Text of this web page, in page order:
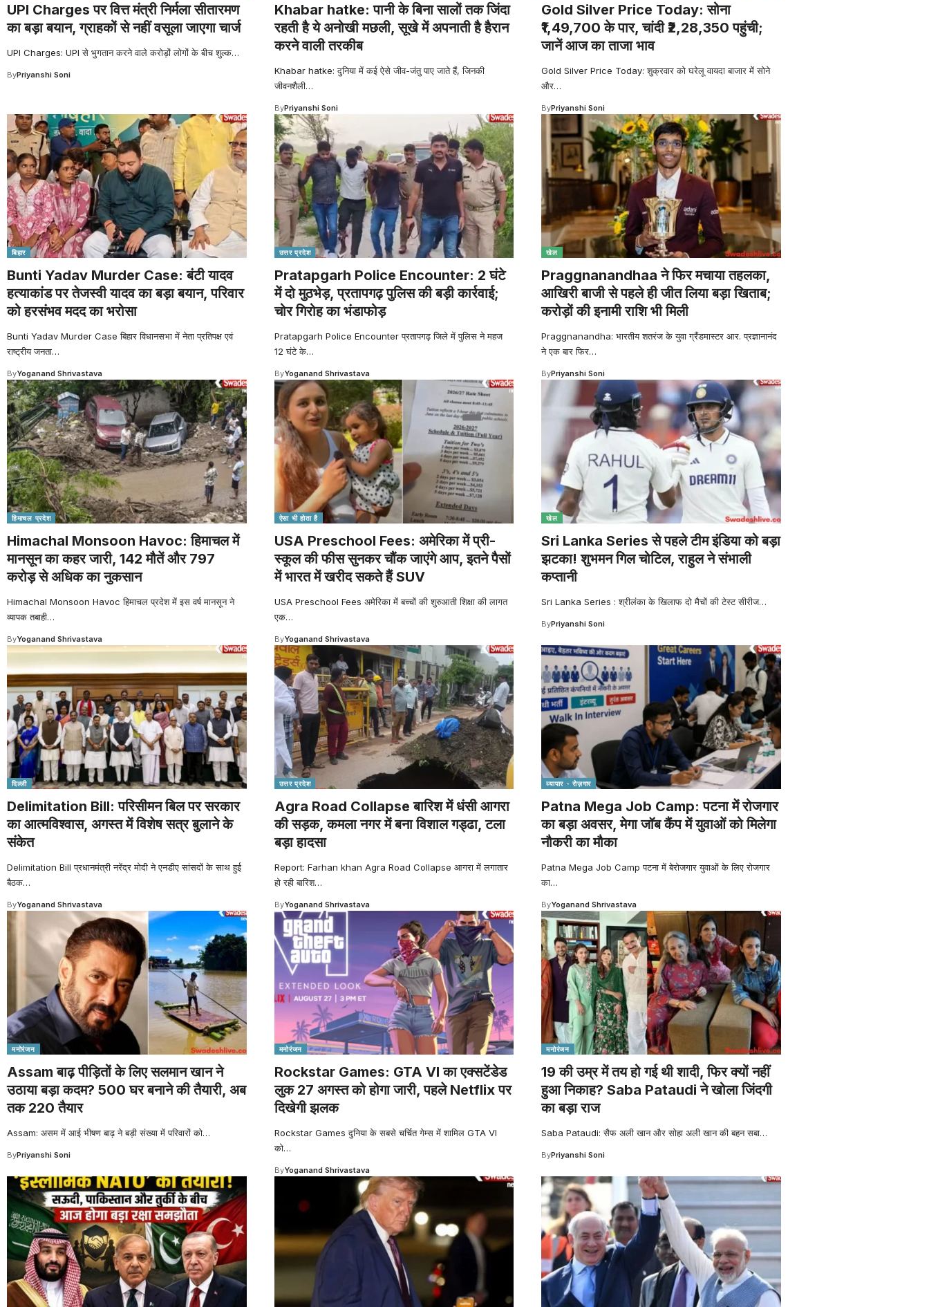
UPI Charges पर वित्त मंत्री निर्मला सीतारमण
का बड़ा बयान, ग्राहकों से नहीं वसूला जाएगा चार्ज
UPI Charges: UPI से भुगतान करने वाले करोड़ों लोगों के बीच शुल्क…
ByPriyanshi Soni
Khabar hatke: पानी के बिना सालों तक जिंदा
रहती है ये अनोखी मछली, सूखे में अपनाती है हैरान
करने वाली तरकीब
Khabar hatke: दुनिया में कई ऐसे जीव-जंतु पाए जाते हैं, जिनकी
जीवनशैली…
ByPriyanshi Soni
Gold Silver Price Today: सोना
₹1,49,700 के पार, चांदी ₹2,28,350 पहुंची;
जानें आज का ताजा भाव
Gold Silver Price Today: शुक्रवार को घरेलू वायदा बाजार में सोने
और…
ByPriyanshi Soni
बिहार
Bunti Yadav Murder Case: बंटी यादव
हत्याकांड पर तेजस्वी यादव का बड़ा बयान, परिवार
को हरसंभव मदद का भरोसा
Bunti Yadav Murder Case बिहार विधानसभा में नेता प्रतिपक्ष एवं
राष्ट्रीय जनता…
ByYoganand Shrivastava
उत्तर प्रदेश
Pratapgarh Police Encounter: 2 घंटे
में दो मुठभेड़, प्रतापगढ़ पुलिस की बड़ी कार्रवाई;
चोर गिरोह का भंडाफोड़
Pratapgarh Police Encounter प्रतापगढ़ जिले में पुलिस ने महज
12 घंटे के…
ByYoganand Shrivastava
खेल
Praggnanandhaa ने फिर मचाया तहलका,
आखिरी बाजी से पहले ही जीत लिया बड़ा खिताब;
करोड़ों की इनामी राशि भी मिली
Praggnanandha: भारतीय शतरंज के युवा ग्रैंडमास्टर आर. प्रज्ञानानंद
ने एक बार फिर…
ByPriyanshi Soni
हिमाचल प्रदेश
Himachal Monsoon Havoc: हिमाचल में
मानसून का कहर जारी, 142 मौतें और 797
करोड़ से अधिक का नुकसान
Himachal Monsoon Havoc हिमाचल प्रदेश में इस वर्ष मानसून ने
व्यापक तबाही…
ByYoganand Shrivastava
ऐसा भी होता है
USA Preschool Fees: अमेरिका में प्री-
स्कूल की फीस सुनकर चौंक जाएंगे आप, इतने पैसों
में भारत में खरीद सकते हैं SUV
USA Preschool Fees अमेरिका में बच्चों की शुरुआती शिक्षा की लागत
एक…
ByYoganand Shrivastava
खेल
Sri Lanka Series से पहले टीम इंडिया को बड़ा
झटका! शुभमन गिल चोटिल, राहुल ने संभाली
कप्तानी
Sri Lanka Series : श्रीलंका के खिलाफ दो मैचों की टेस्ट सीरीज…
ByPriyanshi Soni
दिल्ली
Delimitation Bill: परिसीमन बिल पर सरकार
का आत्मविश्वास, अगस्त में विशेष सत्र बुलाने के
संकेत
Delimitation Bill प्रधानमंत्री नरेंद्र मोदी ने एनडीए सांसदों के साथ हुई
बैठक…
ByYoganand Shrivastava
उत्तर प्रदेश
Agra Road Collapse बारिश में धंसी आगरा
की सड़क, कमला नगर में बना विशाल गड्ढा, टला
बड़ा हादसा
Report: Farhan khan Agra Road Collapse आगरा में लगातार
हो रही बारिश…
ByYoganand Shrivastava
व्यापार - रोज़गार
Patna Mega Job Camp: पटना में रोजगार
का बड़ा अवसर, मेगा जॉब कैंप में युवाओं को मिलेगा
नौकरी का मौका
Patna Mega Job Camp पटना में बेरोजगार युवाओं के लिए रोजगार
का…
ByYoganand Shrivastava
मनोरंजन
Assam बाढ़ पीड़ितों के लिए सलमान खान ने
उठाया बड़ा कदम? 500 घर बनाने की तैयारी, अब
तक 220 तैयार
Assam: असम में आई भीषण बाढ़ ने बड़ी संख्या में परिवारों को…
ByPriyanshi Soni
मनोरंजन
Rockstar Games: GTA VI का एक्सटेंडेड
लुक 27 अगस्त को होगा जारी, पहले Netflix पर
दिखेगी झलक
Rockstar Games दुनिया के सबसे चर्चित गेम्स में शामिल GTA VI
को…
ByYoganand Shrivastava
मनोरंजन
19 की उम्र में तय हो गई थी शादी, फिर क्यों नहीं
हुआ निकाह? Saba Pataudi ने खोला जिंदगी
का बड़ा राज
Saba Pataudi: सैफ अली खान और सोहा अली खान की बहन सबा…
ByPriyanshi Soni